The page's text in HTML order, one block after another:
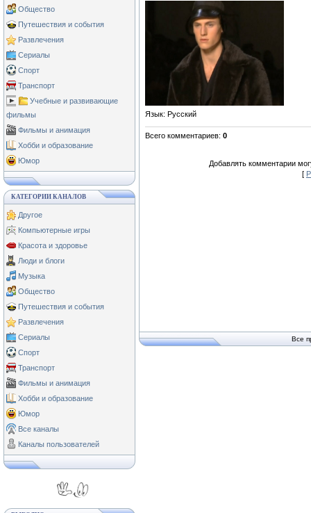
Общество
Путешествия и события
Развлечения
Сериалы
Спорт
Транспорт
Учебные и развивающие
фильмы
Фильмы и анимация
Хобби и образование
Юмор
КАТЕГОРИИ КАНАЛОВ
Другое
Компьютерные игры
Красота и здоровье
Люди и блоги
Музыка
Общество
Путешествия и события
Развлечения
Сериалы
Спорт
Транспорт
Фильмы и анимация
Хобби и образование
Юмор
Все каналы
Каналы пользователей
Язык: Русский
Всего комментариев: 0
Добавлять комментарии
[
Все